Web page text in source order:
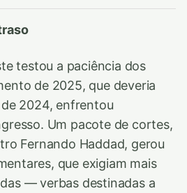
testou a paciência dos
de 2025, que deveria
2024, enfrentou
Um pacote de cortes,
Fernando Haddad, gerou
que exigiam mais
— verbas destinadas a